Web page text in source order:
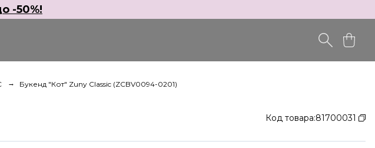
-50%!
Букенд "Кот" Zuny Classic (ZCBV0094-0201)
Код товара:81700031